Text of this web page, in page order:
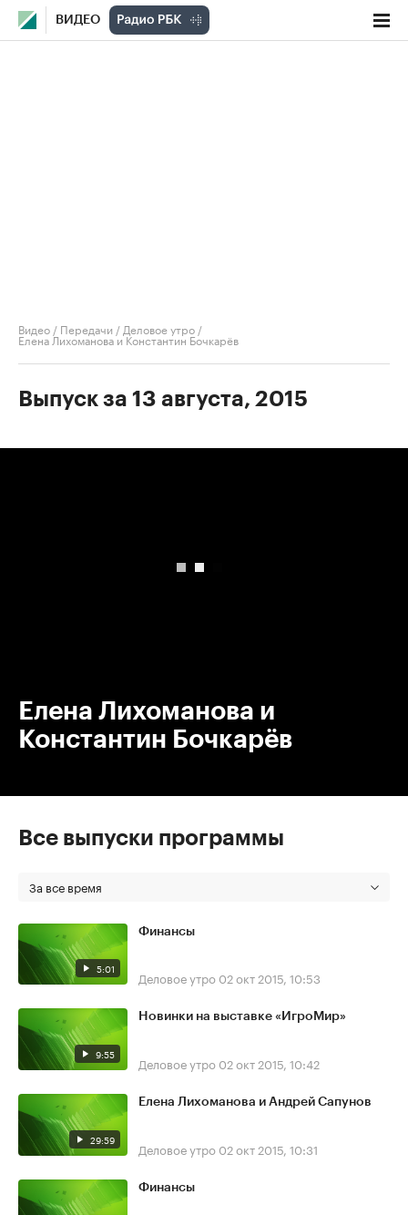
ВИДЕО
Видео / Передачи / Деловое утро /
Елена Лихоманова и Константин Бочкарёв
Выпуск за 13 августа, 2015
Елена Лихоманова и
Константин Бочкарёв
Все выпуски программы
За все время
5:01
Финансы
Деловое утро 02 окт 2015, 10:53
9:55
Новинки на выставке «ИгроМир»
Деловое утро 02 окт 2015, 10:42
29:59
Елена Лихоманова и Андрей Сапунов
Деловое утро 02 окт 2015, 10:31
Финансы